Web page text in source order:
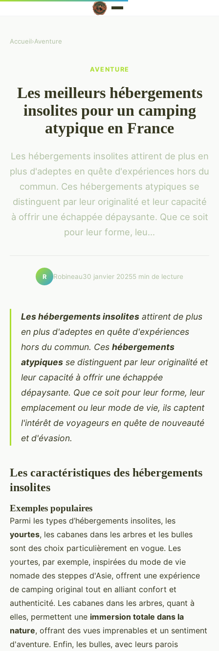
Accueil›Aventure
AVENTURE
Les meilleurs hébergements
insolites pour un camping
atypique en France
Les hébergements insolites attirent de plus en
plus d'adeptes en quête d'expériences hors du
commun. Ces hébergements atypiques se
distinguent par leur originalité et leur capacité
à offrir une échappée dépaysante. Que ce soit
pour leur forme, leu...
R Robineau30 janvier 20255 min de lecture
Les hébergements insolites attirent de plus
en plus d'adeptes en quête d'expériences
hors du commun. Ces hébergements
atypiques se distinguent par leur originalité et
leur capacité à offrir une échappée
dépaysante. Que ce soit pour leur forme, leur
emplacement ou leur mode de vie, ils captent
l'intérêt de voyageurs en quête de nouveauté
et d'évasion.
Les caractéristiques des hébergements
insolites
Exemples populaires
Parmi les types d’hébergements insolites, les
yourtes, les cabanes dans les arbres et les bulles
sont des choix particulièrement en vogue. Les
yourtes, par exemple, inspirées du mode de vie
nomade des steppes d'Asie, offrent une expérience
de camping original tout en alliant confort et
authenticité. Les cabanes dans les arbres, quant à
elles, permettent une immersion totale dans la
nature, offrant des vues imprenables et un sentiment
d'aventure. Enfin, les bulles, avec leurs parois